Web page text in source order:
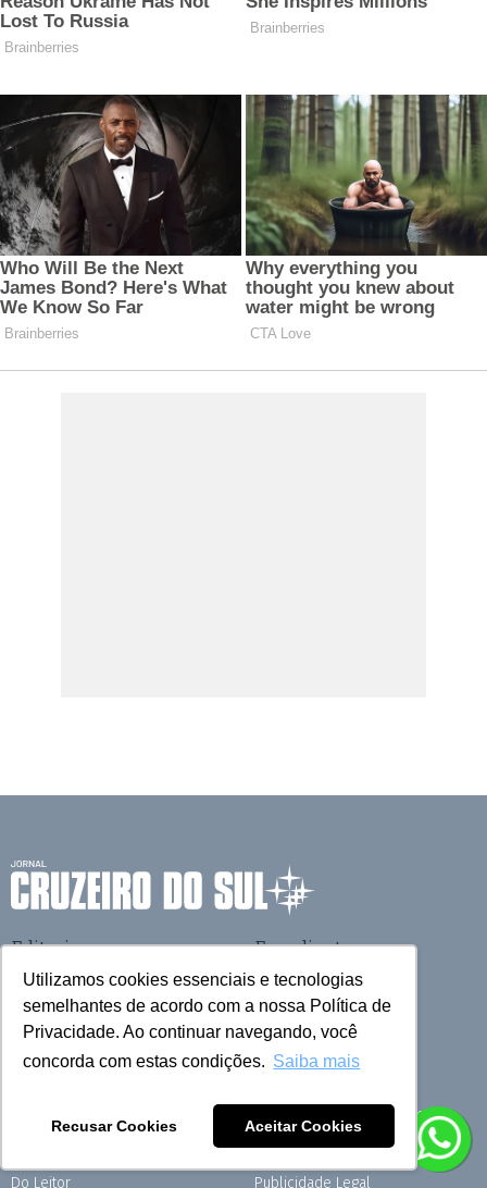
Utilizamos cookies essenciais e tecnologias
semelhantes de acordo com a nossa Política de
Privacidade. Ao continuar navegando, você
concorda com estas condições. Saiba mais
Recusar Cookies Aceitar Cookies
Editorias
Sorocaba
Agenda
Artigos
Canal 1
Condomínios
Do Leitor
Expediente
Expediente
Projeto Memória
Política de Privacidade
Fale conosco
Atendimento ao Assinante
Anuncie no Cruzeiro
Anuncie no ClassiCruzeiro
Publicidade Legal